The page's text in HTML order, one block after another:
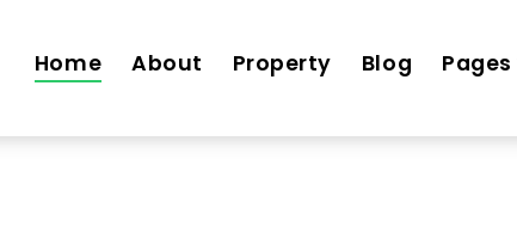
Home About Property Blog Pages